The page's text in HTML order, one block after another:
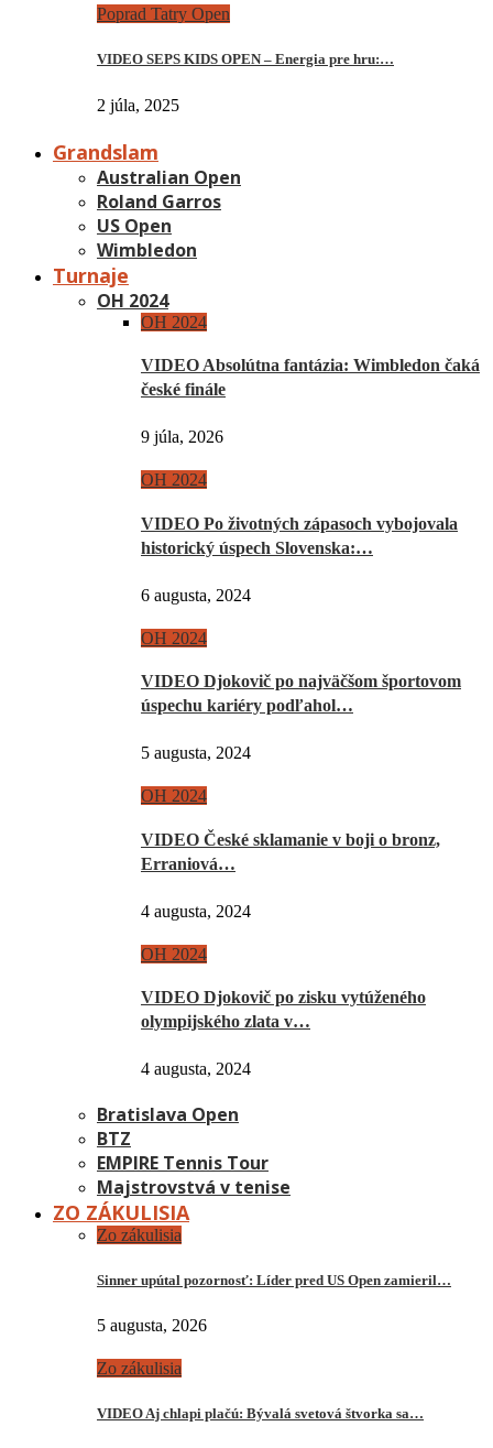
Poprad Tatry Open
VIDEO SEPS KIDS OPEN – Energia pre hru:…
2 júla, 2025
Grandslam
Australian Open
Roland Garros
US Open
Wimbledon
Turnaje
OH 2024
OH 2024
VIDEO Absolútna fantázia: Wimbledon čaká
české finále
9 júla, 2026
OH 2024
VIDEO Po životných zápasoch vybojovala
historický úspech Slovenska:…
6 augusta, 2024
OH 2024
VIDEO Djokovič po najväčšom športovom
úspechu kariéry podľahol…
5 augusta, 2024
OH 2024
VIDEO České sklamanie v boji o bronz,
Erraniová…
4 augusta, 2024
OH 2024
VIDEO Djokovič po zisku vytúženého
olympijského zlata v…
4 augusta, 2024
Bratislava Open
BTZ
EMPIRE Tennis Tour
Majstrovstvá v tenise
ZO ZÁKULISIA
Zo zákulisia
Sinner upútal pozornosť: Líder pred US Open zamieril…
5 augusta, 2026
Zo zákulisia
VIDEO Aj chlapi plačú: Bývalá svetová štvorka sa…